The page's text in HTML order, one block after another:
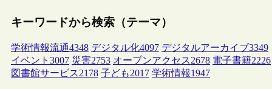
キーワードから検索（テーマ）
学術情報流通4348 デジタル化4097 デジタルアーカイブ3349
イベント 3007 災害2753 オープンアクセス2678 電子書籍2226
図書館サービス2178 子ども2017 学術情報1947